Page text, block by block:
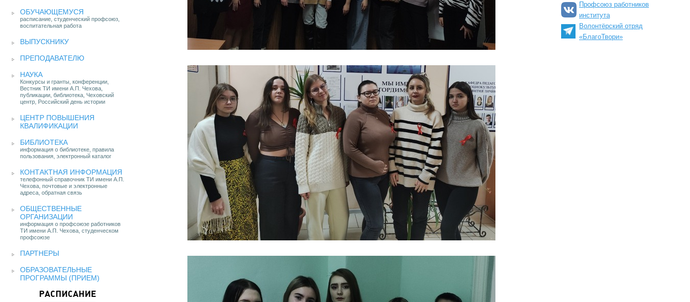
ОБУЧАЮЩЕМУСЯ
расписание, студенческий профсоюз,
воспитательная работа
ВЫПУСКНИКУ
ПРЕПОДАВАТЕЛЮ
НАУКА
Конкурсы и гранты, конференции,
Вестник ТИ имени А.П. Чехова,
публикации, библиотека, Чеховский
центр, Российский день истории
ЦЕНТР ПОВЫШЕНИЯ
КВАЛИФИКАЦИИ
БИБЛИОТЕКА
информация о библиотеке, правила
пользования, электронный каталог
КОНТАКТНАЯ ИНФОРМАЦИЯ
телефонный справочник ТИ имени А.П.
Чехова, почтовые и электронные
адреса, обратная связь
ОБЩЕСТВЕННЫЕ
ОРГАНИЗАЦИИ
информация о профсоюзе работников
ТИ имени А.П. Чехова, студенческом
профсоюзе
ПАРТНЕРЫ
ОБРАЗОВАТЕЛЬНЫЕ
ПРОГРАММЫ (ПРИЕМ)
РАСПИСАНИЕ
Профсоюз работников
института
Волонтёрский отряд
«БлагоТвори»